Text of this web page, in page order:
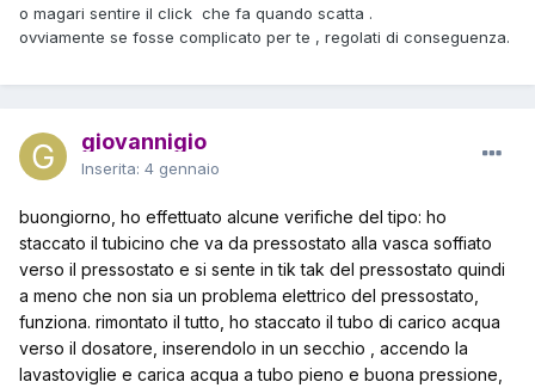
o magari sentire il click che fa quando scatta .
ovviamente se fosse complicato per te , regolati di conseguenza.
giovannigio
Inserita: 4 gennaio
buongiorno, ho effettuato alcune verifiche del tipo: ho
staccato il tubicino che va da pressostato alla vasca soffiato
verso il pressostato e si sente in tik tak del pressostato quindi
a meno che non sia un problema elettrico del pressostato,
funziona. rimontato il tutto, ho staccato il tubo di carico acqua
verso il dosatore, inserendolo in un secchio , accendo la
lavastoviglie e carica acqua a tubo pieno e buona pressione,